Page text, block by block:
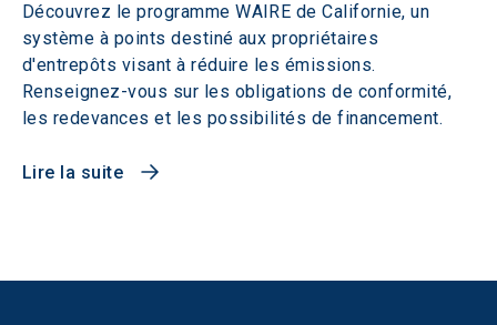
Découvrez le programme WAIRE de Californie, un
système à points destiné aux propriétaires
d'entrepôts visant à réduire les émissions.
Renseignez-vous sur les obligations de conformité,
les redevances et les possibilités de financement.
Lire la suite